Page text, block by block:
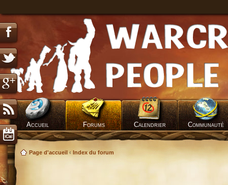
Accueil Forums Calendrier Communauté
Page d'accueil ‹ Index du forum